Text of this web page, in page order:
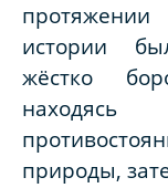
протяжении
истории
жёстко
природы,